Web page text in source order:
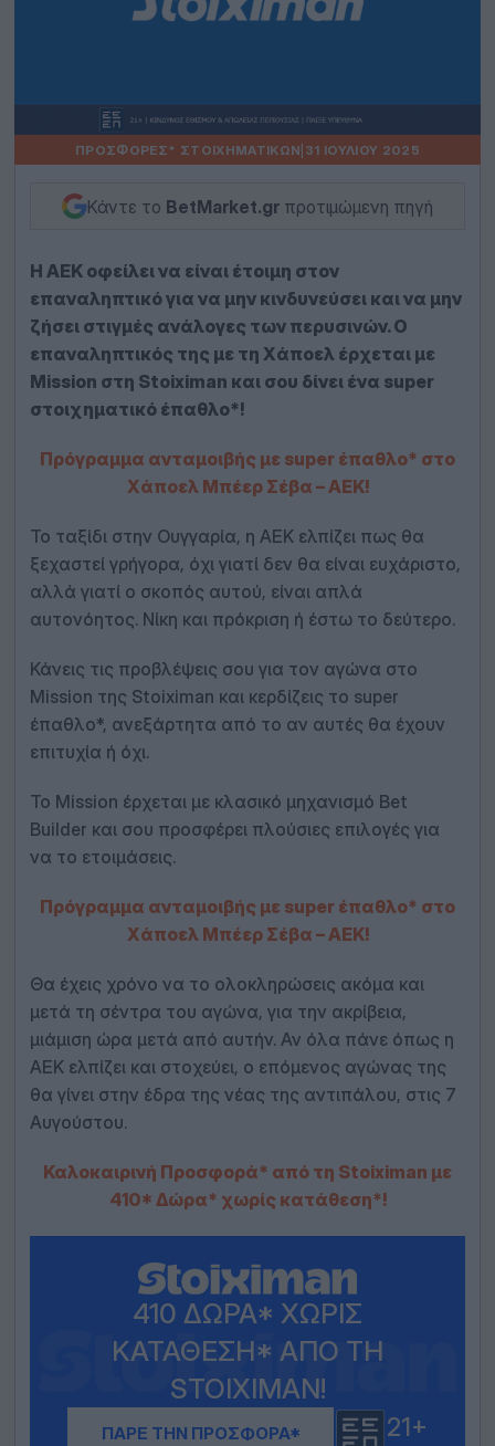
ΠΡΟΣΦΟΡΈΣ* ΣΤΟΙΧΗΜΑΤΙΚΏΝ 31 ΙΟΥΛΊΟΥ 2025
Κάντε το BetMarket.gr προτιμώμενη πηγή
Η ΑΕΚ οφείλει να είναι έτοιμη στον
επαναληπτικό για να μην κινδυνεύσει και να μην
ζήσει στιγμές ανάλογες των περυσινών. Ο
επαναληπτικός της με τη Χάποελ έρχεται με
Mission στη Stoiximan και σου δίνει ένα super
στοιχηματικό έπαθλο*!
Πρόγραμμα ανταμοιβής με super έπαθλο* στο
Χάποελ Μπέερ Σέβα – ΑΕΚ!
Το ταξίδι στην Ουγγαρία, η ΑΕΚ ελπίζει πως θα
ξεχαστεί γρήγορα, όχι γιατί δεν θα είναι ευχάριστο,
αλλά γιατί ο σκοπός αυτού, είναι απλά
αυτονόητος. Νίκη και πρόκριση ή έστω το δεύτερο.
Κάνεις τις προβλέψεις σου για τον αγώνα στο
Mission της Stoiximan και κερδίζεις το super
έπαθλο*, ανεξάρτητα από το αν αυτές θα έχουν
επιτυχία ή όχι.
Το Mission έρχεται με κλασικό μηχανισμό Bet
Builder και σου προσφέρει πλούσιες επιλογές για
να το ετοιμάσεις.
Πρόγραμμα ανταμοιβής με super έπαθλο* στο
Χάποελ Μπέερ Σέβα – ΑΕΚ!
Θα έχεις χρόνο να το ολοκληρώσεις ακόμα και
μετά τη σέντρα του αγώνα, για την ακρίβεια,
μιάμιση ώρα μετά από αυτήν. Αν όλα πάνε όπως η
ΑΕΚ ελπίζει και στοχεύει, ο επόμενος αγώνας της
θα γίνει στην έδρα της νέας της αντιπάλου, στις 7
Αυγούστου.
Καλοκαιρινή Προσφορά* από τη Stoiximan με
410* Δώρα* χωρίς κατάθεση*!
410 ΔΏΡΑ* ΧΩΡΊΣ
ΚΑΤΆΘΕΣΗ* ΑΠΌ ΤΗ
STOIXIMAN!
ΠΑΡΕ ΤΗΝ ΠΡΟΣΦΟΡΑ* 21+